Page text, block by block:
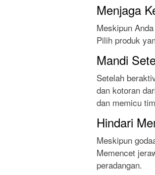
Menjaga
Meskipun
Pilih produk
Mandi
Setelah
dan kotoran
dan memicu
Hindari
Meskipun
Memencet
peradangan.